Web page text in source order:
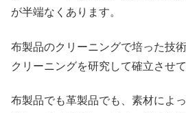
が半端なくあります。
布製品のクリーニングで培った技
クリーニングを研究して確立させて
布製品でも革製品でも、素材によ